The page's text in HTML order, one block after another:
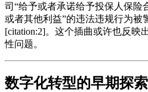
司“给予或者承诺给予投保人保险
或者其他利益”的违法违规行为被
[citation:2]。这个插曲或许也反映
性问题。
数字化转型的早期探